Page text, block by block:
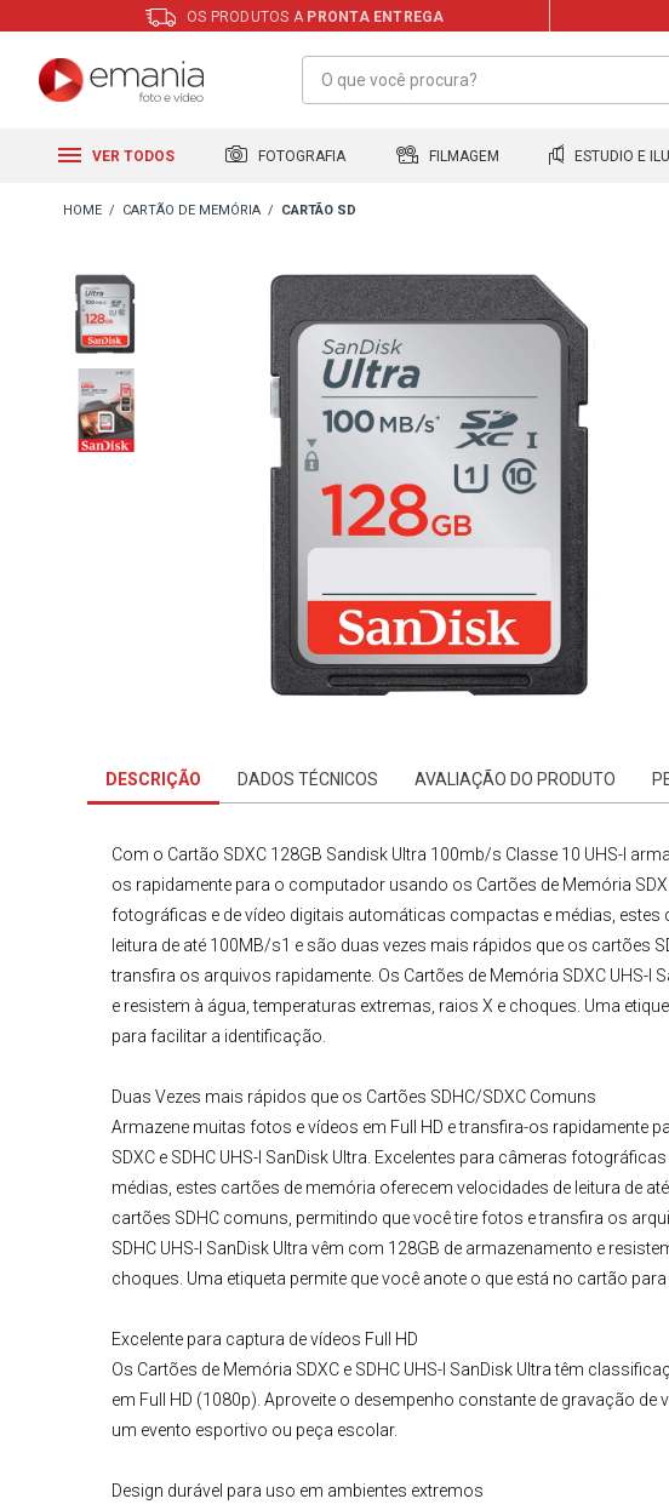
OS PRODUTOS A PRONTA ENTREGA
VER TODOS FOTOGRAFIA FILMAGEM ESTUDIO E
CARTÃO DE MEMÓRIA CARTÃO SD
DESCRIÇÃO DADOS TÉCNICOS AVALIAÇÃO DO PRODUTO
Com o Cartão SDXC 128GB Sandisk Ultra 100mb/s Classe 10 UHS-I
os rapidamente para o computador usando os Cartões de Memória
fotográficas e de vídeo digitais automáticas compactas e médias,
leitura de até 100MB/s1 e são duas vezes mais rápidos que os cartões
transfira os arquivos rapidamente. Os Cartões de Memória SDXC UHS-I
e resistem à água, temperaturas extremas, raios X e choques. Uma
para facilitar a identificação.
Duas Vezes mais rápidos que os Cartões SDHC/SDXC Comuns
Armazene muitas fotos e vídeos em Full HD e transfira-os rapidamente
SDXC e SDHC UHS-I SanDisk Ultra . Excelentes para câmeras
médias, estes cartões de memória oferecem velocidades de leitura de
cartões SDHC comuns, permitindo que você tire fotos e transfira os
SDHC UHS-I SanDisk Ultra vêm com 128GB de armazenamento e
choques. Uma etiqueta permite que você anote o que está no cartão
Excelente para captura de vídeos Full HD
Os Cartões de Memória SDXC e SDHC UHS-I SanDisk Ultratêm
em Full HD (1080p). Aproveite o desempenho constante de gravação de
um evento esportivo ou peça escolar.
Design durável para uso em ambientes extremos